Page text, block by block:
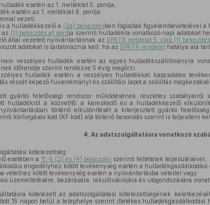
esetén az 1. melléklet 5. pontja,
esetén az 1. melléklet 6. pontja
vezeti.
a hulladékkezelő a (2a) bekezdésben foglaltak figyelembevételével a
az (1) bekezdés a) pontja szerinti hulladékra vonatkozó napi adatokat
által vezetett nyilvántartásnak az EPRTR rendelet 5. cikk (1)
adatokat is tartalmaznia kell, ha az EPRTR rendelethatálya alá
veszélyes hulladék esetén az egyes hulladékszállítmányra
időrendje szerint rendezve 5 évig megőrzi.
hulladék esetén a veszélyes hulladékkal kapcsolatos
részét képező fuvarokmányt és szállítási lapot a szállítás
gyártói felelősségi rendszer működésének részletes szabályairól
hulladékról a közvetítő, a kereskedő és a hulladékkezelő
történő elkülönítését a kiterjesztett gyártói
körforgásos kód (KF kód) alá történő besorolás szerint is teljesíteni
4. Az adatszolgáltatásra vonatkozó
kötelezettség
esetében a 11. § (2) és (4) bekezdésszerinti feltételek teljesülésével,
engedélyhez kötött tevékenység esetén a hulladékgazdálkodási
vételhez kötött tevékenység esetén a nyilvántartásba vétellel vagy
üzemeltetésére, bezárására, rekultivációjára és utógondozására
kötelezett az adatszolgáltatási kötelezettségének
15 napon belül a telephelye szerint illetékes hulladékgazdálkodási